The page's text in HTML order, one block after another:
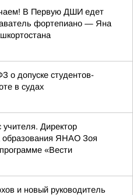
В Первую ДШИ едет
фортепиано — Яна
о допуске студентов-
в судах
учителя. Директор
образования ЯНАО Зоя
«Вести
и новый руководитель